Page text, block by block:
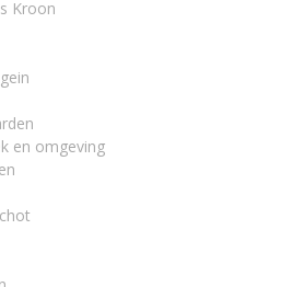
Kroon
en omgeving